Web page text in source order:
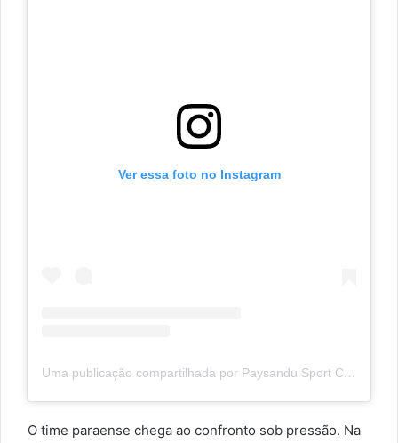
Ver essa foto no Instagram
Uma publicação compartilhada por Paysandu Sport Club (@paysandu)
O time paraense chega ao confronto sob pressão. Na